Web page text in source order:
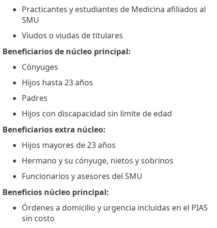
Practicantes y estudiantes de Medicina afiliados al
SMU
Viudos o viudas de titulares
Beneficiarios de núcleo principal:
Cónyuges
Hijos hasta 23 años
Padres
Hijos con discapacidad sin límite de edad
Beneficiarios extra núcleo:
Hijos mayores de 23 años
Hermano y su cónyuge, nietos y sobrinos
Funcionarios y asesores del SMU
Beneficios núcleo principal:
Órdenes a domicilio y urgencia incluidas en el PIAS
sin costo